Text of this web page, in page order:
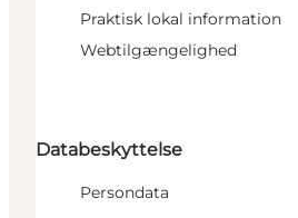
Praktisk lokal information
Webtilgængelighed
Databeskyttelse
Persondata